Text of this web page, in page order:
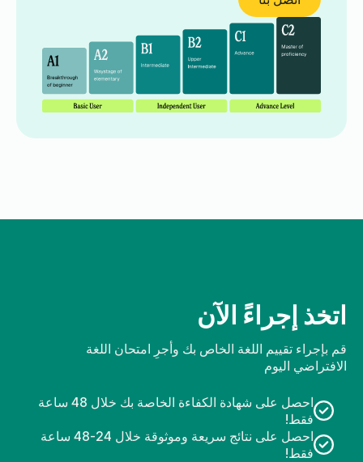
اتخذ إجراءً الآن
قم بإجراء تقييم اللغة الخاص بك وأجرِ امتحان اللغة
الافتراضي اليوم
احصل على شهادة الكفاءة الخاصة بك خلال 48 ساعة
فقط!
احصل على نتائج سريعة وموثوقة خلال 24-48 ساعة
فقط!